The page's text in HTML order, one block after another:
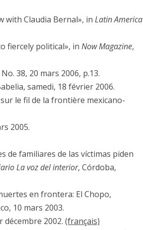
with Claudia Bernal», in Latin America
fiercely political», in Now Magazine,
38, 20 mars 2006, p.13.
samedi, 18 février 2006.
le fil de la frontière mexicano-
2005.
de familiares de las víctimas piden
La voz del interior, Córdoba,
en frontera: El Chopo,
10 mars 2003.
décembre 2002. (français)